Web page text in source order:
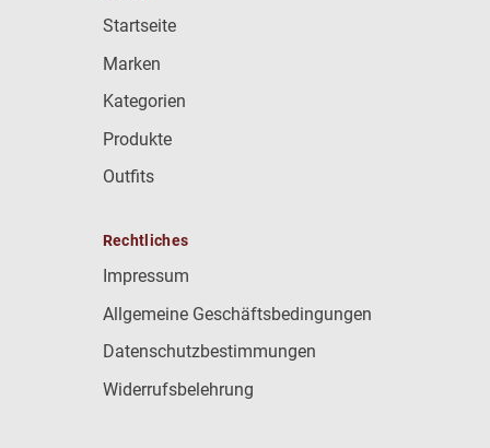
Startseite
Marken
Kategorien
Produkte
Outfits
Rechtliches
Impressum
Allgemeine Geschäftsbedingungen
Datenschutzbestimmungen
Widerrufsbelehrung